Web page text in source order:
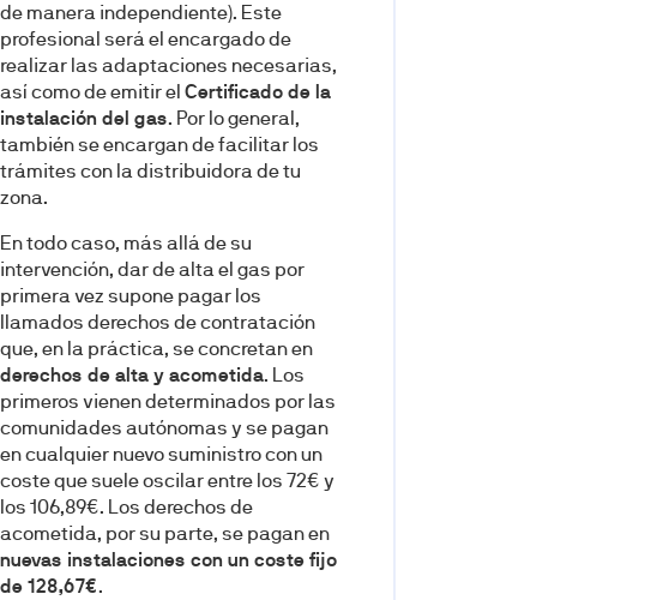
de manera independiente). Este
profesional será el encargado de
realizar las adaptaciones necesarias,
así como de emitir el Certificado de la
instalación del gas. Por lo general,
también se encargan de facilitar los
trámites con la distribuidora de tu
zona.
En todo caso, más allá de su
intervención, dar de alta el gas por
primera vez supone pagar los
llamados derechos de contratación
que, en la práctica, se concretan en
derechos de alta y acometida. Los
primeros vienen determinados por las
comunidades autónomas y se pagan
en cualquier nuevo suministro con un
coste que suele oscilar entre los 72€ y
los 106,89€. Los derechos de
acometida, por su parte, se pagan en
nuevas instalaciones con un coste fijo
de 128,67€.